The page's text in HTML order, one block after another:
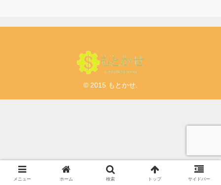
© 2015 もとかせ.
メニュー ホーム 検索 トップ サイドバー